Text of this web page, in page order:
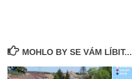
MOHLO BY SE VÁM LÍBIT...